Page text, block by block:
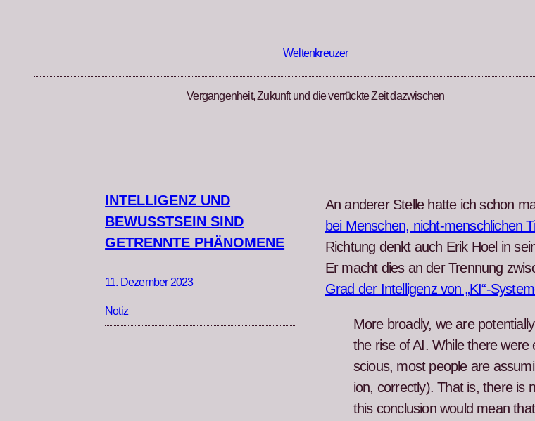
Weltenkreuzer
Vergangenheit, Zukunft und die verrückte Zeit dazwischen
INTELLIGENZ UND
BEWUSSTSEIN SIND
GETRENNTE PHÄNOMENE
11. Dezember 2023
Notiz
An ander­er Stelle hat­te ich schon
bei Men­schen, nicht-men­schlichen
Rich­tung denkt auch Erik Hoel in
Er macht dies an der Tren­nung
Grad der Intel­li­genz von „KI“-
More broad­ly, we are
the rise of AI. While there
scious, most peo­ple are
ion, cor­rect­ly). That is, there is
this con­clu­sion would mean